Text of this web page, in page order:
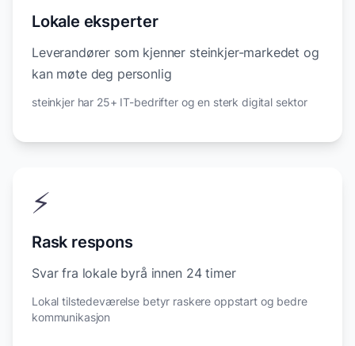
Lokale eksperter
Leverandører som kjenner steinkjer-markedet og
kan møte deg personlig
steinkjer har 25+ IT-bedrifter og en sterk digital sektor
⚡
Rask respons
Svar fra lokale byrå innen 24 timer
Lokal tilstedeværelse betyr raskere oppstart og bedre
kommunikasjon